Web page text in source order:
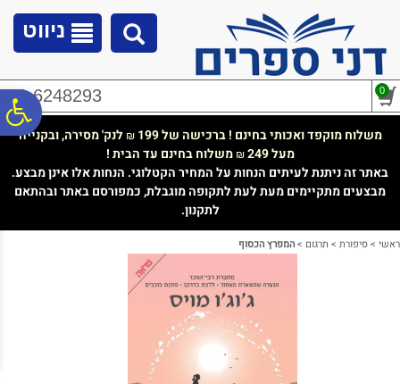
נגישות
ניווט
02-6248293 0
משלוח מוקפד ואכותי בחינם ! ברכישה של 199 ₪ לנק' מסירה, ובקנייה
מעל 249
₪משלוח בחינם עד הבית !
באתר זה ניתנת לעיתים הנחות על המחיר הקטלוגי. הנחות אלו אינן מבצע.
מבצעים מתקיימים מעת לעת לתקופה מוגבלת, כמפורסם באתר ובהתאם
לתקנון.
ראשי >סיפורת > תרגום >המפרץ הכסוף